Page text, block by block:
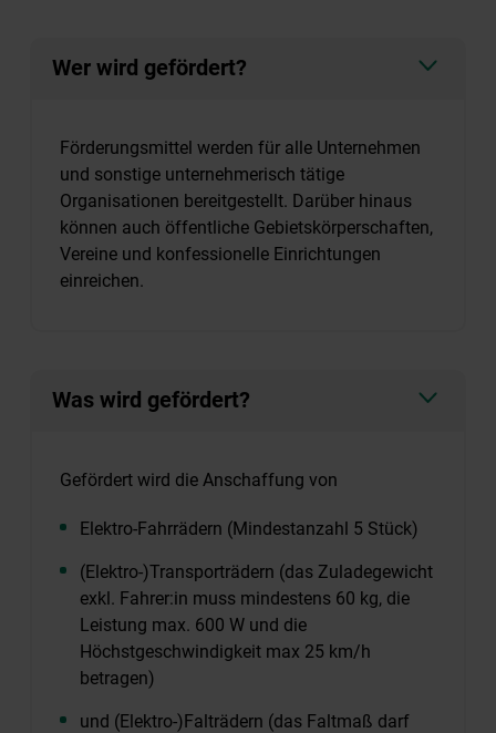
Wer wird gefördert?
Förderungsmittel werden für alle Unternehmen
und sonstige unternehmerisch tätige
Organisationen bereitgestellt. Darüber hinaus
können auch öffentliche Gebietskörperschaften,
Vereine und konfessionelle Einrichtungen
einreichen.
Was wird gefördert?
Gefördert wird die Anschaffung von
Elektro-Fahrrädern (Mindestanzahl 5 Stück)
(Elektro-)Transporträdern (das Zuladegewicht
exkl. Fahrer:in muss mindestens 60 kg, die
Leistung max. 600 W und die
Höchstgeschwindigkeit max 25 km/h
betragen)
und (Elektro-)Falträdern (das Faltmaß darf